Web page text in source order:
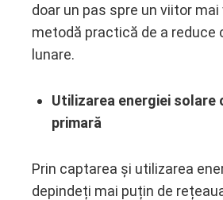
doar un pas spre un viitor mai
metodă practică de a reduce
lunare.
Utilizarea energiei solare
primară
Prin captarea și utilizarea
depindeți mai puțin de